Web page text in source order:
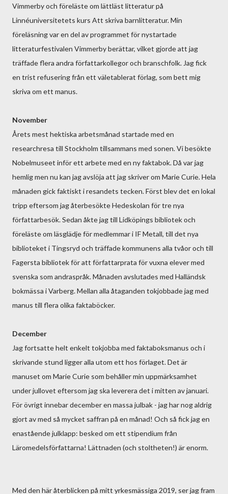
Vimmerby och föreläste om lättläst litteratur på
Linnéuniversitetets kurs Att skriva barnlitteratur. Min
föreläsning var en del av programmet för nystartade
litteraturfestivalen Vimmerby berättar, vilket gjorde att jag
träffade flera andra författarkollegor och branschfolk. Jag fick
en trist refusering från ett väletablerat förlag, som bett mig
skriva om ett manus.
November
Årets mest hektiska arbetsmånad startade med en
researchresa till Stockholm tillsammans med sonen. Vi besökte
Nobelmuseet inför ett arbete med en ny faktabok. Då var jag
hemlig men nu kan jag avslöja att jag skriver om Marie Curie. Hela
månaden gick faktiskt i resandets tecken. Först blev det en lokal
tripp eftersom jag återbesökte Hedeskolan för tre nya
författarbesök. Sedan åkte jag till Lidköpings bibliotek och
föreläste om läsglädje för medlemmar i IF Metall, till det nya
biblioteket i Tingsryd och träffade kommunens alla tvåor och till
Fagersta bibliotek för att författarprata för vuxna elever med
svenska som andraspråk. Månaden avslutades med Halländsk
bokmässa i Varberg. Mellan alla åtaganden tokjobbade jag med
manus till flera olika faktaböcker.
December
Jag fortsatte helt enkelt tokjobba med faktaboksmanus och i
skrivande stund ligger alla utom ett hos förlaget. Det är
manuset om Marie Curie som behåller min uppmärksamhet
under jullovet eftersom jag ska leverera det i mitten av januari.
För övrigt innebar december en massa julbak - jag har nog aldrig
gjort av med så mycket saffran på en månad! Och så fick jag en
enastående julklapp: besked om ett stipendium från
Läromedelsförfattarna! Lättnaden (och stoltheten!) är enorm.
Med den här återblicken på mitt yrkesmässiga 2019, ser jag fram